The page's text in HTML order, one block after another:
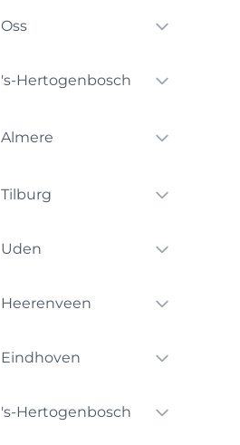
Oss
's-Hertogenbosch
Almere
Tilburg
Uden
Heerenveen
Eindhoven
's-Hertogenbosch